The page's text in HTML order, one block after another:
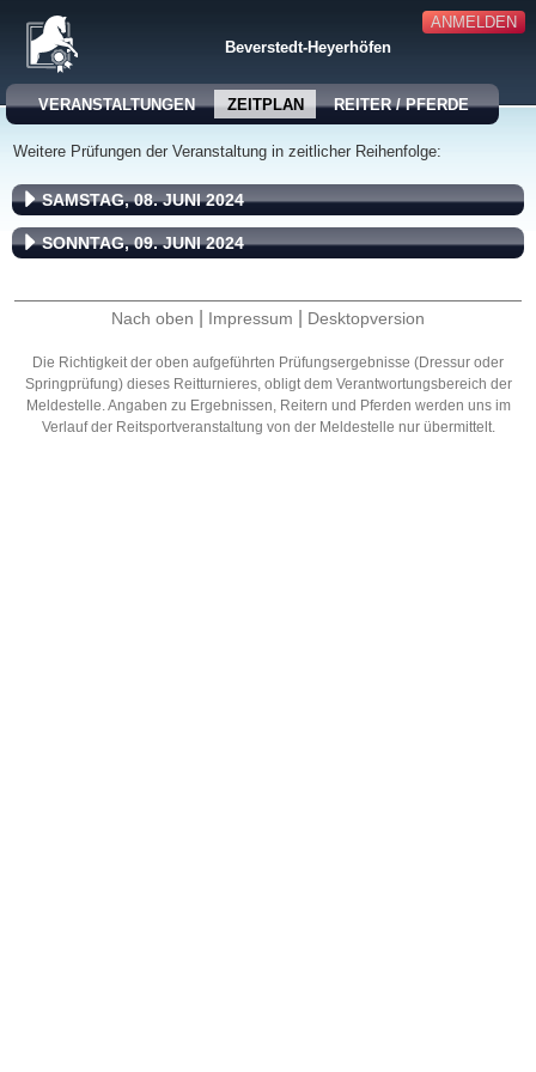
ANMELDEN
Beverstedt-Heyerhöfen
VERANSTALTUNGEN ZEITPLAN REITER / PFERDE
Weitere Prüfungen der Veranstaltung in zeitlicher Reihenfolge:
SAMSTAG, 08. JUNI 2024
SONNTAG, 09. JUNI 2024
Nach oben Impressum Desktopversion
Die Richtigkeit der oben aufgeführten Prüfungsergebnisse (Dressur oder
Springprüfung) dieses Reitturnieres, obligt dem Verantwortungsbereich der
Meldestelle. Angaben zu Ergebnissen, Reitern und Pferden werden uns im
Verlauf der Reitsportveranstaltung von der Meldestelle nur übermittelt.